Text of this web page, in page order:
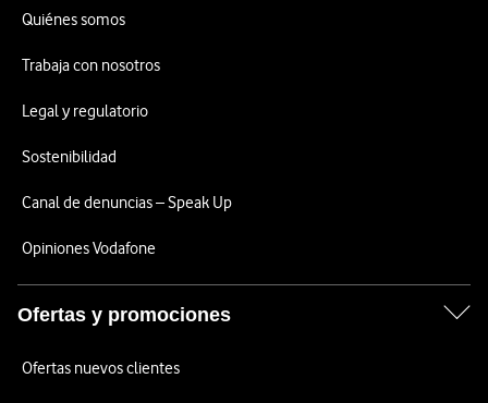
Quiénes somos
Trabaja con nosotros
Legal y regulatorio
Sostenibilidad
Canal de denuncias – Speak Up
Opiniones Vodafone
Ofertas y promociones
Ofertas nuevos clientes